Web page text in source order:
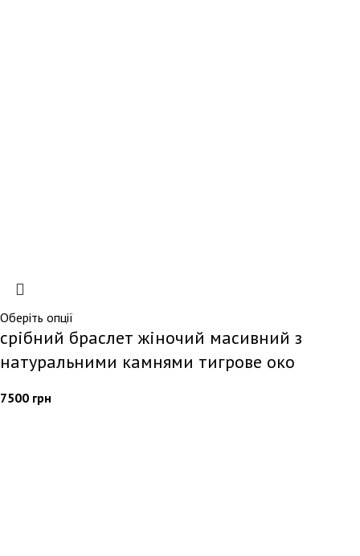
Оберіть опції
срібний браслет жіночий масивний з
натуральними камнями тигрове око
7500 грн